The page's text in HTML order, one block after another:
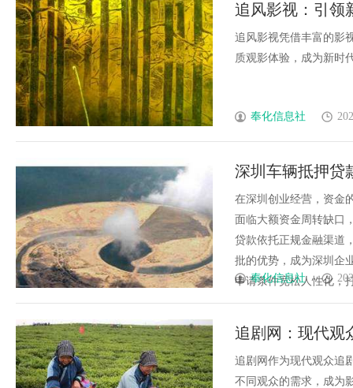
追风影视：引领
追风影视凭借丰富的影
质观影体验，成为新时
奉化信息社
深圳车辆抵押贷
在深圳创业经营，资金
面临大额资金周转缺口
贷款依托正规金融渠道
批的优势，成为深圳企
申请条件宽松人性化，
奉化信息社
追剧网：现代观
追剧网作为现代观众追
不同观众的需求，成为